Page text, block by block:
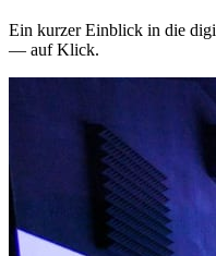
Ein kurzer Einblick in die
— auf Klick.